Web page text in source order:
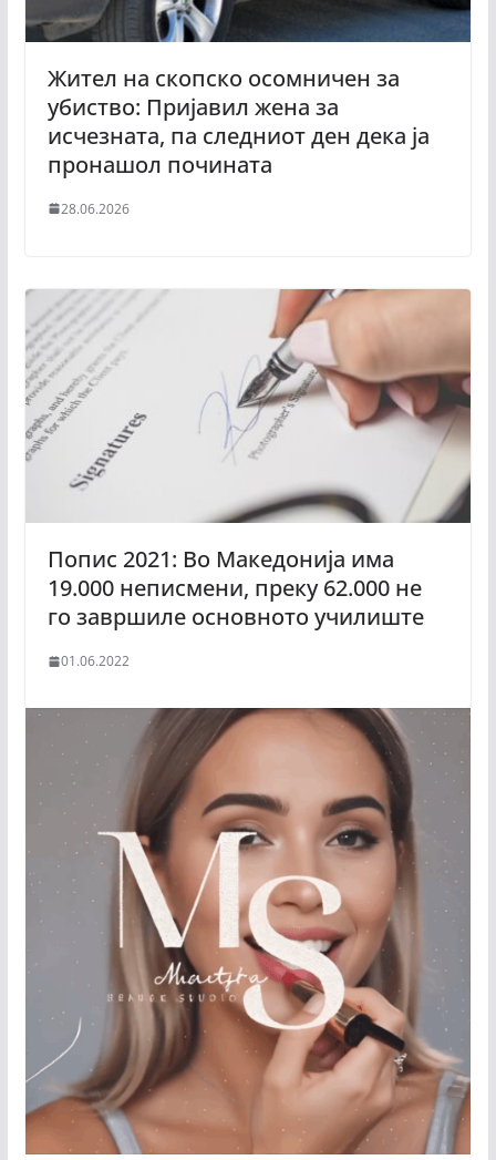
Жител на скопско осомничен за
убиство: Пријавил жена за
исчезната, па следниот ден дека ја
пронашол почината
28.06.2026
Попис 2021: Во Македонија има
19.000 неписмени, преку 62.000 не
го завршиле основното училиште
01.06.2022